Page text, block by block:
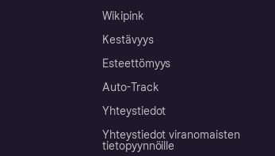
Wikipink
Kestävyys
Esteettömyys
Auto-Track
Yhteystiedot
Yhteystiedot viranomaisten
tietopyynnöille